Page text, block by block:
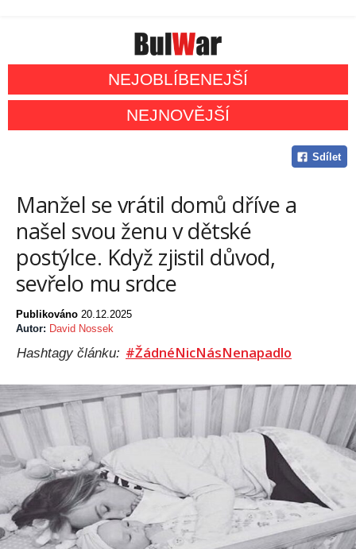
NEJOBLÍBENEJŠÍ
NEJNOVĚJŠÍ
Sdílet
Manžel se vrátil domů dříve a
našel svou ženu v dětské
postýlce. Když zjistil důvod,
sevřelo mu srdce
Publikováno 20.12.2025
Autor: David Nossek
Hashtagy článku: #ŽádnéNicNásNenapadlo